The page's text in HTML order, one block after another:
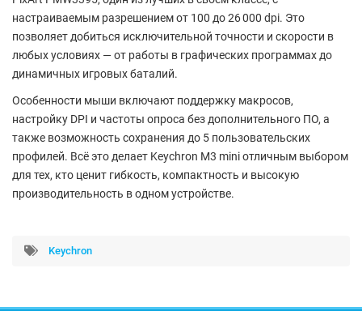
настраиваемым разрешением от 100 до 26 000 dpi. Это
позволяет добиться исключительной точности и скорости в
любых условиях — от работы в графических программах до
динамичных игровых баталий.
Особенности мыши включают поддержку макросов,
настройку DPI и частоты опроса без дополнительного ПО, а
также возможность сохранения до 5 пользовательских
профилей. Всё это делает Keychron M3 mini отличным выбором
для тех, кто ценит гибкость, компактность и высокую
производительность в одном устройстве.
Keychron